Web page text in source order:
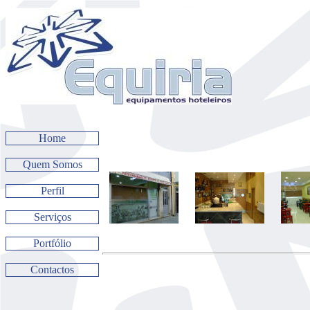
Home
Quem Somos
Perfil
Serviços
Portfólio
Contactos